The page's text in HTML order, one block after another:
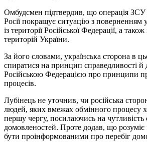
Омбудсмен підтвердив, що операція ЗСУ
Росії покращує ситуацію з поверненням
із території Російської Федерації, а
територій України.
За його словами, українська сторона в
спиратися на принцип справедливості й
Російською Федерацією про принципи
процесів.
Лубінець не уточнив, чи російська
людей, яких вмежах обмінного процесу
першу чергу, посилаючись на чутливість
домовленостей. Проте додав, що розуміє
бути проінформованими про перебіг